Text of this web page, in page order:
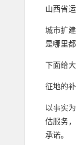
山西省
城市扩
是哪里
下面给
征地的
以事实
估服务
承诺。